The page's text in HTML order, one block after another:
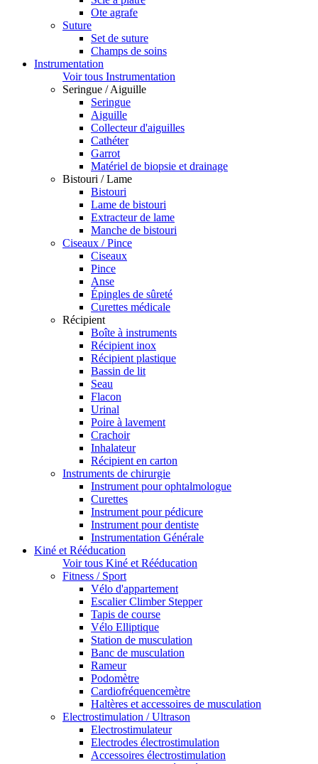
Ote agrafe
Suture
Set de suture
Champs de soins
Instrumentation
Voir tous Instrumentation
Seringue / Aiguille
Seringue
Aiguille
Collecteur d'aiguilles
Cathéter
Garrot
Matériel de biopsie et drainage
Bistouri / Lame
Bistouri
Lame de bistouri
Extracteur de lame
Manche de bistouri
Ciseaux / Pince
Ciseaux
Pince
Anse
Épingles de sûreté
Curettes médicale
Récipient
Boîte à instruments
Récipient inox
Récipient plastique
Bassin de lit
Seau
Flacon
Urinal
Poire à lavement
Crachoir
Inhalateur
Récipient en carton
Instruments de chirurgie
Instrument pour ophtalmologue
Curettes
Instrument pour pédicure
Instrument pour dentiste
Instrumentation Générale
Kiné et Rééducation
Voir tous Kiné et Rééducation
Fitness / Sport
Vélo d'appartement
Escalier Climber Stepper
Tapis de course
Vélo Elliptique
Station de musculation
Banc de musculation
Rameur
Podomètre
Cardiofréquencemètre
Haltères et accessoires de musculation
Electrostimulation / Ultrason
Electrostimulateur
Electrodes électrostimulation
Accessoires électrostimulation